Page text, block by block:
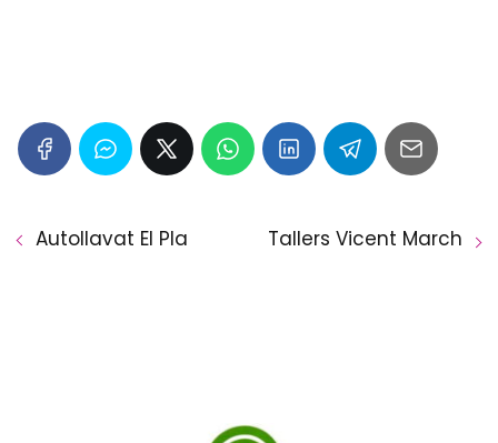
Autollavat El Pla Tallers Vicent March